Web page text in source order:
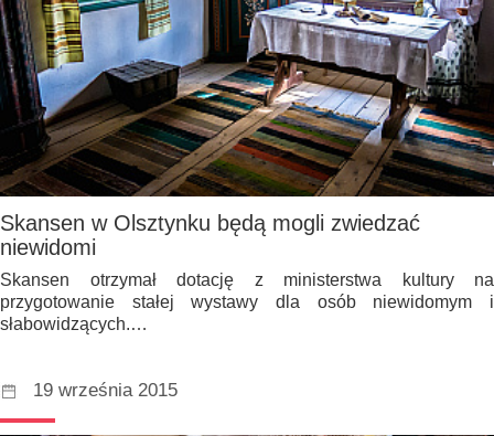
Skansen w Olsztynku będą mogli zwiedzać
niewidomi
Skansen otrzymał dotację z ministerstwa kultury na
przygotowanie stałej wystawy dla osób niewidomym i
słabowidzących.…
19 września 2015